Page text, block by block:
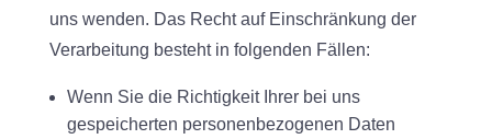
uns wenden. Das Recht auf Einschränkung der
Verarbeitung besteht in folgenden Fällen:
Wenn Sie die Richtigkeit Ihrer bei uns
gespeicherten personenbezogenen Daten